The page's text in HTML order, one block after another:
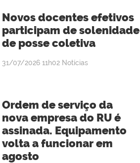
Novos docentes efetivos
participam de solenidade
de posse coletiva
publicado
31/07/2026 11h02 Notícias
Ordem de serviço da
nova empresa do RU é
assinada. Equipamento
volta a funcionar em
agosto